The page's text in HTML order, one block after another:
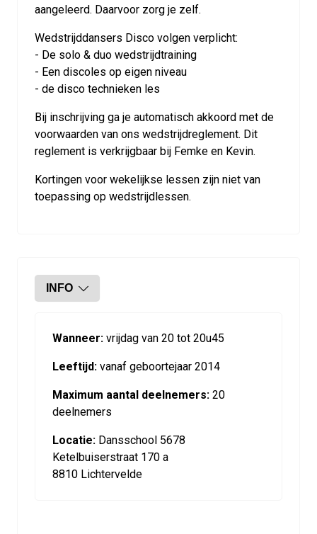
aangeleerd. Daarvoor zorg je zelf.
Wedstrijddansers Disco volgen verplicht:
- De solo & duo wedstrijdtraining
- Een discoles op eigen niveau
- de disco technieken les
Bij inschrijving ga je automatisch akkoord met de
voorwaarden van ons wedstrijdreglement. Dit
reglement is verkrijgbaar bij Femke en Kevin.
Kortingen voor wekelijkse lessen zijn niet van
toepassing op wedstrijdlessen.
INFO
Wanneer: vrijdag van 20 tot 20u45
Leeftijd: vanaf geboortejaar 2014
Maximum aantal deelnemers: 20
deelnemers
Locatie: Dansschool 5678
Ketelbuiserstraat 170 a
8810 Lichtervelde